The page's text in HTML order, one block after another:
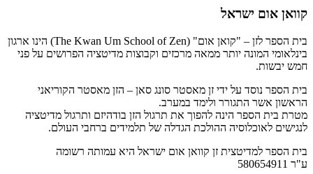
קוואן אום ישראל
בית הספר לזן – "קואן אום" (The Kwan Um School of Zen) הינו ארגון
בינלאומי המונה יותר ממאה מרכזים וקבוצות מדיטציה הפרושים על פני
חמש יבשות.
בית הספר נוסד על ידי זן מאסטר סונג סאן – הזן מאסטר הקוריאני
הראשון אשר התגורר ולימד במערב.
מטרת בית הספר הינה להפוך את תרגול הזן בודהיזם ותרגול מדיטציה
לנגישים לאוכלוסיה ההולכת הגדלה של תלמידים ברחבי העולם.
בית הספר למדיטצית זן קוואן אום ישראל היא עמותה רשומה
ע"ר 580654911